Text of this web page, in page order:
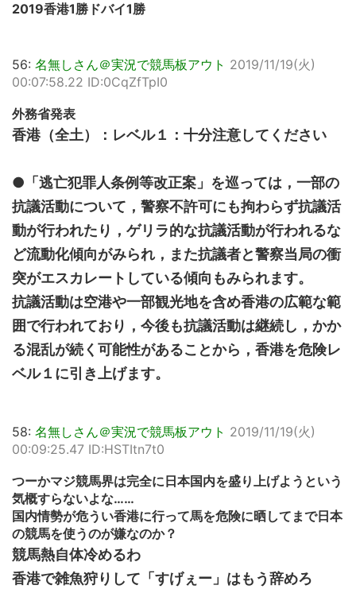
2019香港1勝ドバイ1勝
56: 名無しさん＠実況で競馬板アウト 2019/11/19(火)
00:07:58.22 ID:0CqZfTpI0
外務省発表
香港（全土）：レベル１：十分注意してください
●「逃亡犯罪人条例等改正案」を巡っては，一部の
抗議活動について，警察不許可にも拘わらず抗議活
動が行われたり，ゲリラ的な抗議活動が行われるな
ど流動化傾向がみられ，また抗議者と警察当局の衝
突がエスカレートしている傾向もみられます。
抗議活動は空港や一部観光地を含め香港の広範な範
囲で行われており，今後も抗議活動は継続し，かか
る混乱が続く可能性があることから，香港を危険レ
ベル１に引き上げます。
58: 名無しさん＠実況で競馬板アウト 2019/11/19(火)
00:09:25.47 ID:HSTItn7t0
つーかマジ競馬界は完全に日本国内を盛り上げようという
気概すらないよな……
国内情勢が危うい香港に行って馬を危険に晒してまで日本
の競馬を使うのが嫌なのか？
競馬熱自体冷めるわ
香港で雑魚狩りして「すげぇー」はもう辞めろ